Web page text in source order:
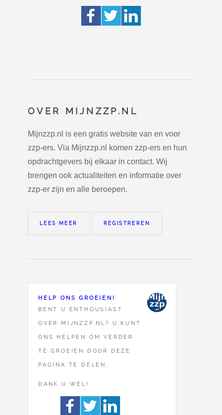
OVER MIJNZZP.NL
Mijnzzp.nl is een gratis website van en voor
zzp-ers. Via Mijnzzp.nl komen zzp-ers en hun
opdrachtgevers bij elkaar in contact. Wij
brengen ook actualiteiten en informatie over
zzp-er zijn en alle beroepen.
LEES MEER REGISTREREN
HELP ONS GROEIEN!
BENT U ENTHOUSIAST
OVER MIJNZZP.NL? U KUNT
ONS HELPEN OM VERDER
TE GROEIEN DOOR DEZE
PAGINA TE DELEN.
DANK U WEL!